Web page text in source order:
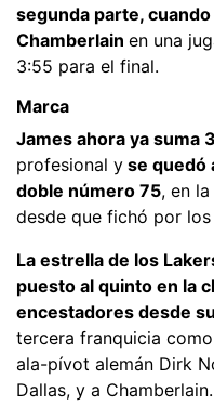
segunda parte,
Chamberlain en una
3:55 para el final.
Marca
James ahora ya suma
profesional y se quedó
doble número 75, en
desde que fichó por
La estrella de los
puesto al quinto en la
encestadores desde
tercera franquicia
ala-pívot alemán Dirk
Dallas, y a Chamberlain.